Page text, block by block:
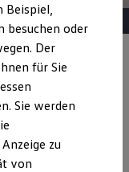
Updates
Beispiel,
besuchen oder
Der
für Sie
Sie werden
zu
von